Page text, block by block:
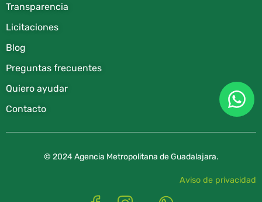
Transparencia
Licitaciones
Blog
Preguntas frecuentes
Quiero ayudar
Contacto
© 2024 Agencia Metropolitana de Guadalajara.
Aviso de privacidad